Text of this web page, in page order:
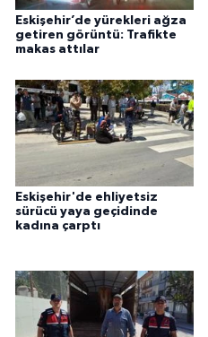
Eskişehir’de yürekleri ağza
getiren görüntü: Trafikte
makas attılar
Eskişehir'de ehliyetsiz
sürücü yaya geçidinde
kadına çarptı